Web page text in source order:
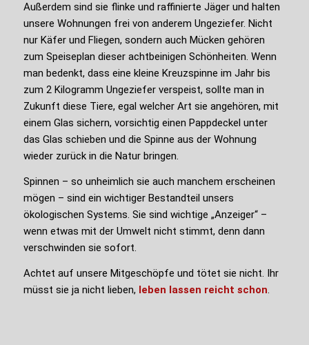
Außerdem sind sie flinke und raffinierte Jäger und halten
unsere Wohnungen frei von anderem Ungeziefer. Nicht
nur Käfer und Fliegen, sondern auch Mücken gehören
zum Speiseplan dieser achtbeinigen Schönheiten. Wenn
man bedenkt, dass eine kleine Kreuzspinne im Jahr bis
zum 2 Kilogramm Ungeziefer verspeist, sollte man in
Zukunft diese Tiere, egal welcher Art sie angehören, mit
einem Glas sichern, vorsichtig einen Pappdeckel unter
das Glas schieben und die Spinne aus der Wohnung
wieder zurück in die Natur bringen.
Spinnen – so unheimlich sie auch manchem erscheinen
mögen – sind ein wichtiger Bestandteil unsers
ökologischen Systems. Sie sind wichtige „Anzeiger“ –
wenn etwas mit der Umwelt nicht stimmt, denn dann
verschwinden sie sofort.
Achtet auf unsere Mitgeschöpfe und tötet sie nicht. Ihr
müsst sie ja nicht lieben, leben lassen reicht schon